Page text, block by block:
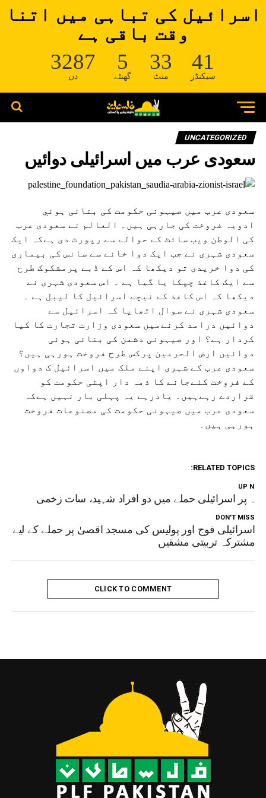
اسرائیل کی تباہی میں اتنا
وقت باقی ہے
3287
دن
5
گھنٹے
33
منٹ
41
سیکنڈز
UNCATEGORIZED
سعودی عرب میں اسرائيلی دوائيں
سعودی عرب میں صیہونی حکومت کی بنائی ہوئي
ادویہ فروخت کی جارہی ہیں۔ العالم نے سعودی عرب
کی الوطن ویب سائٹ کے حوالے سے رپورٹ دی ہےکہ ایک
سعودی شہری نے جب ایک دوا خانے سے سانس کی بیماری
کی دوا خریدی تو دیکھا کہ اس کے ڈبے پرمشکوک طرح
سے ایک کاغذ چپکا یا گيا ہے ۔ اس سعودی شہری نے
دیکھا کہ اس کاغذ کے نیچے اسرائیل کا لیبل ہے ۔
سعودی شہری نے سوال اٹھایا کہ اسرائیل سے
دوائيں درامد کرنےمیں سعودی وزارت تجارت کا کیا
کردار ہے؟ اور صیہونی دشمن کی بنائی ہوئی
دوائيں ارض الحرمین پرکس طرح فروخت ہورہی ہیں؟
سعودی عرب کے شہری اپنے ملک میں اسرائیل ک دواوں
کے فروخت کئےجانے کا ذمہ دار اپنی حکومت کو
قراردے رہےہیں۔ یادرہے یہ پہلی بار نہیں ہےکہ
سعودی عرب میں صیہونی حکومت کی مصنوعات فروخت
ہورہی ہیں۔
RELATED TOPICS:
UP
پر اسرائیلی حملے میں دو افراد شہید، سات زخمی
DON'T MISS
اسرائیلی فوج اور پولیس کی مسجد اقصیٰ پر حملے کے لیے
مشترکہ تربیتی مشقیں
CLICK TO COMMENT